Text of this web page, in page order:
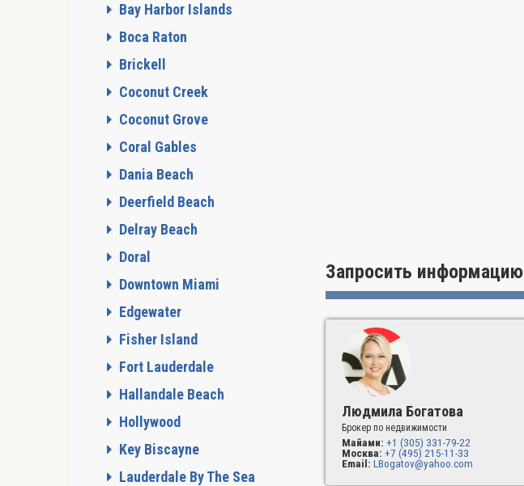
Запросить информацию
Людмила Богатова
Брокер по недвижимости
Майами: +1 (305) 331-79-22
Москва: +7 (495) 215-11-33
Email: LBogatov@yahoo.com
Bay Harbor Islands
Boca Raton
Brickell
Coconut Creek
Coconut Grove
Coral Gables
Dania Beach
Deerfield Beach
Delray Beach
Doral
Downtown Miami
Edgewater
Fisher Island
Fort Lauderdale
Hallandale Beach
Hollywood
Key Biscayne
Lauderdale By The Sea